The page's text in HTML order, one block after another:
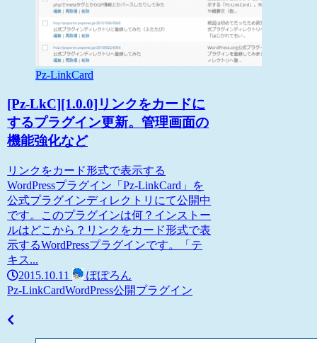
Pz-LinkCard
[Pz-LkC][1.0.0]リンクをカードに
するプラグイン更新。管理画面の
機能強化など
リンクをカード形式で表示する
WordPressプラグイン「Pz-LinkCard」を
公式プラグインディレクトリにて公開中
です。このプラグインは何？インストー
ルはどこから？リンクをカード形式で表
示するWordPressプラグインです。「テ
キス...
2015.10.11
ぽぽろん
Pz-LinkCardWordPress公開プラグイン